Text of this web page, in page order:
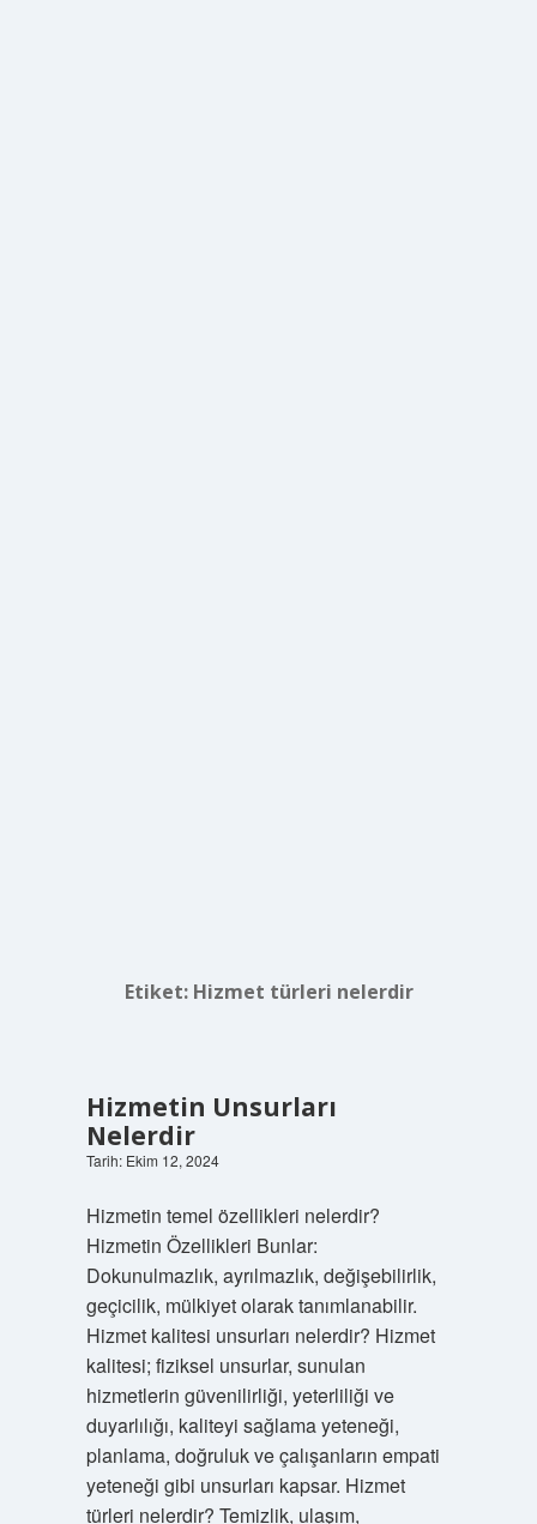
Etiket: Hizmet türleri nelerdir
Hizmetin Unsurları
Nelerdir
Tarih: Ekim 12, 2024
Hizmetin temel özellikleri nelerdir?
Hizmetin Özellikleri Bunlar:
Dokunulmazlık, ayrılmazlık, değişebilirlik,
geçicilik, mülkiyet olarak tanımlanabilir.
Hizmet kalitesi unsurları nelerdir? Hizmet
kalitesi; fiziksel unsurlar, sunulan
hizmetlerin güvenilirliği, yeterliliği ve
duyarlılığı, kaliteyi sağlama yeteneği,
planlama, doğruluk ve çalışanların empati
yeteneği gibi unsurları kapsar. Hizmet
türleri nelerdir? Temizlik, ulaşım,